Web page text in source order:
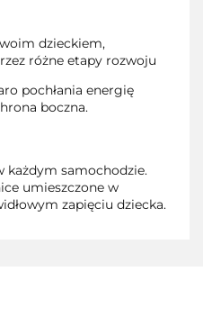
dzieckiem,
różne etapy rozwoju
pochłania energię
boczna.
każdym samochodzie.
umieszczone w
zapięciu dziecka.